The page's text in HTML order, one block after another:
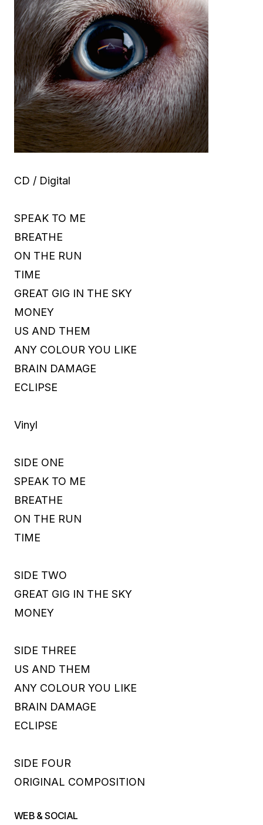
CD / Digital
SPEAK TO ME
BREATHE
ON THE RUN
TIME
GREAT GIG IN THE SKY
MONEY
US AND THEM
ANY COLOUR YOU LIKE
BRAIN DAMAGE
ECLIPSE
Vinyl
SIDE ONE
SPEAK TO ME
BREATHE
ON THE RUN
TIME
SIDE TWO
GREAT GIG IN THE SKY
MONEY
SIDE THREE
US AND THEM
ANY COLOUR YOU LIKE
BRAIN DAMAGE
ECLIPSE
SIDE FOUR
ORIGINAL COMPOSITION
WEB & SOCIAL